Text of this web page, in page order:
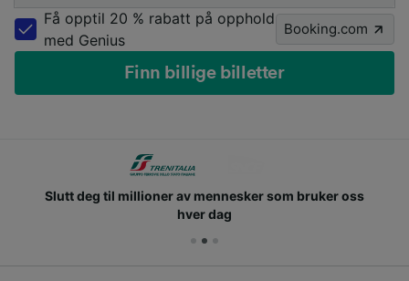
Få opptil 20 % rabatt på opphold
med Genius
Booking.com
Finn billige billetter
Slutt deg til millioner av mennesker som bruker oss
hver dag